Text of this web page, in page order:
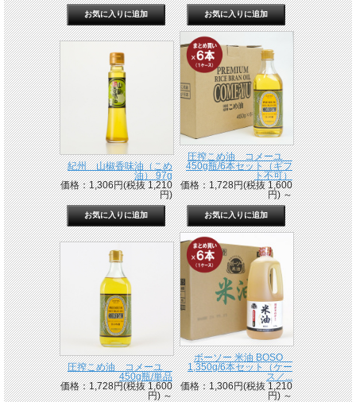
紀州 山椒香味油（こめ
油） 97g
価格：1,306円(税抜 1,210
円)
圧搾こめ油 コメーユ
450g瓶/6本セット（ギフ
ト不可）
価格：1,728円(税抜 1,600
円)～
圧搾こめ油 コメーユ
450g瓶/単品
価格：1,728円(税抜 1,600
円)～
ボーソー 米油 BOSO
1,350g/6本セット（ケー
ス／...
価格：1,306円(税抜 1,210
円)～